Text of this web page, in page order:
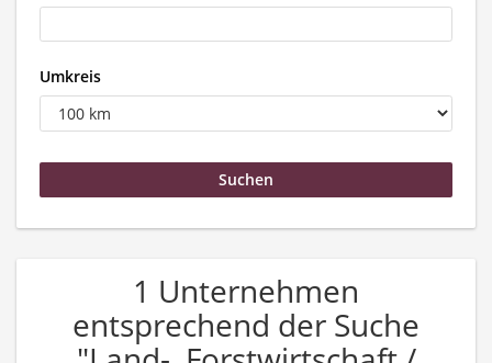
Umkreis
1 Unternehmen
entsprechend der Suche